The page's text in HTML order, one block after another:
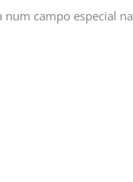
campo especial na